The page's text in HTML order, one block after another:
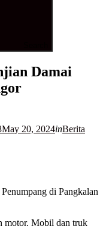
Damai
May 20, 2024inBerita
di
motor. Mobil dan truk